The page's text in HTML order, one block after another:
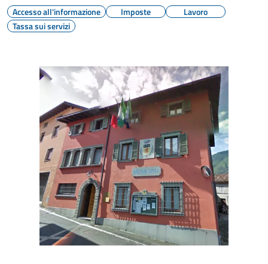
Accesso all'informazione Imposte
Lavoro
Tassa sui servizi